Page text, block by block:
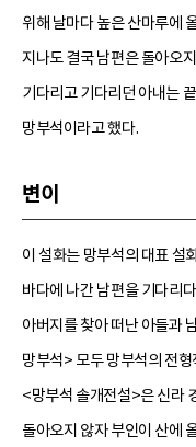
위해 날마다 높은 산마루에
지나도 결국 남편은 돌아오
기다리고 기다리던 아내는
망부석이라고 했다.
변이
이 설화는 망부석의 대표 설
바다에 나간 남편을 기다리
아버지를 찾아 떠난 아들과
망부석> 모두 망부석의 전
<망부석 솔개전설>은 신라
돌아오지 않자 부인이 산에